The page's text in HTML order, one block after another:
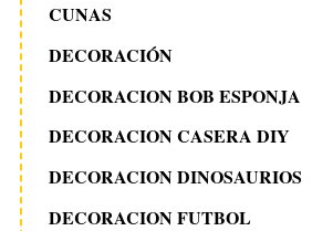
CUNAS
DECORACIÓN
DECORACION BOB ESPONJA
DECORACION CASERA DIY
DECORACION DINOSAURIOS
DECORACION FUTBOL